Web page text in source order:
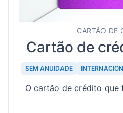
CARTÃO DE
Cartão de
SEM ANUIDADE
O cartão de crédito